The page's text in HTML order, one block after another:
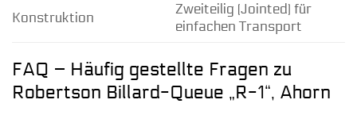
Konstruktion
Zweiteilig (Jointed) für
einfachen Transport
FAQ – Häufig gestellte Fragen zu
Robertson Billard-Queue „R-1“, Ahorn